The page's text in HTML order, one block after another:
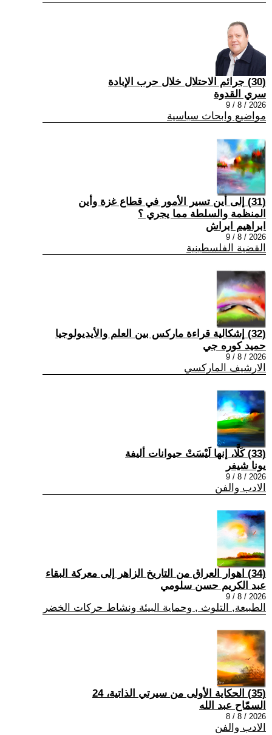
(30) جرائم الاحتلال خلال حرب الإبادة
سري القدوة
2026 / 8 / 9
مواضيع وابحاث سياسية
(31) إلى أين تسير الأمور في قطاع غزة وأين
المنظمة والسلطة مما يجري ؟
ابراهيم ابراش
2026 / 8 / 9
القضية الفلسطينية
(32) إشكالية قراءة ماركس بين العلم والأيديولوجيا
حميد كوره جي
2026 / 8 / 9
الارشيف الماركسي
(33) كَلَّا، إنها لَيْسَتْ حيوانات أليفة
يونا شيفر
2026 / 8 / 9
الادب والفن
(34) اهوار العراق من التاريخ الزاهر إلى معركة البقاء
عبد الكريم حسن سلومي
2026 / 8 / 9
الطبيعة, التلوث , وحماية البيئة ونشاط حركات الخضر
(35) الحكاية الأولى من سيرتي الذاتية، 24
السمّاح عبد الله
2026 / 8 / 8
الادب والفن